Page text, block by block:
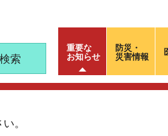
重要な
お知らせ
。
防災・
災害情報